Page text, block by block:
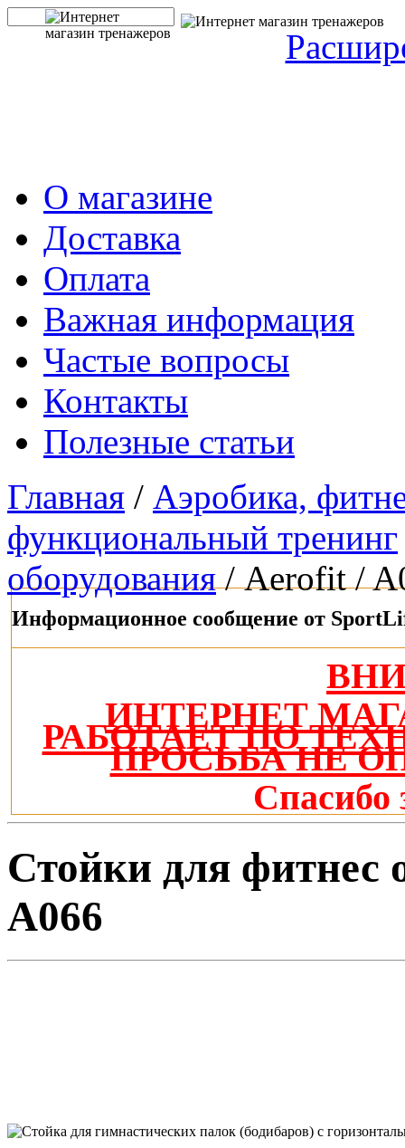
О магазине
Доставка
Оплата
Важная информация
Частые вопросы
Контакты
Полезные статьи
Главная / Аэробика,
функциональный тренинг
оборудования/ Aerofit /
Информационное сообщение от
ИНТЕРНЕТ
РАБОТАЕТ ПО
ПРОСЬБА НЕ
Спасибо
Стойки для фитнес
A066